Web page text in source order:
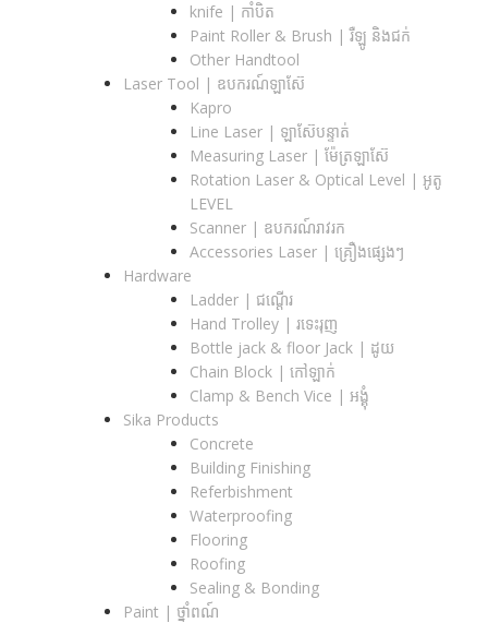
knife | កាំបិត
Paint Roller & Brush | រឺឡូ និងជក់
Other Handtool
Laser Tool | ឧបករណ៍ឡាស៊ែ
Kapro
Line Laser | ឡាស៊ែបន្ទាត់
Measuring Laser | ម៉ែត្រឡាស៊ែ
Rotation Laser & Optical Level | អូតូ
LEVEL
Scanner | ឧបករណ៍រាវរក
Accessories Laser | គ្រឿងផ្សេងៗ
Hardware
Ladder | ជណ្តើរ
Hand Trolley | រទេះរុញ
Bottle jack & floor Jack​ | ដូយ
Chain Block | កៅឡាក់
Clamp & Bench Vice | អង្គុំ
Sika Products
Concrete
Building Finishing
Referbishment
Waterproofing
Flooring
Roofing
Sealing & Bonding
Paint | ថ្នាំពណ៍